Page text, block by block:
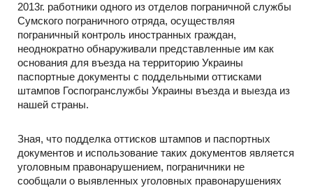
2013г. работники одного из отделов пограничной службы
Сумского пограничного отряда, осуществляя
пограничный контроль иностранных граждан,
неоднократно обнаруживали представленные им как
основания для въезда на территорию Украины
паспортные документы с поддельными оттисками
штампов Госпогранслужбы Украины въезда и выезда из
нашей страны.
Зная, что подделка оттисков штампов и паспортных
документов и использование таких документов является
уголовным правонарушением, пограничники не
сообщали о выявленных уголовных правонарушениях